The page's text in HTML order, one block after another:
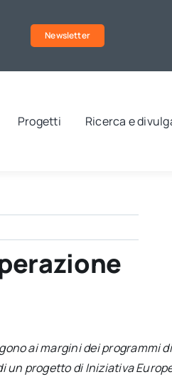
Newsletter
Progetti Ricerca e
ai margini dei programmi
un progetto di Iniziativa